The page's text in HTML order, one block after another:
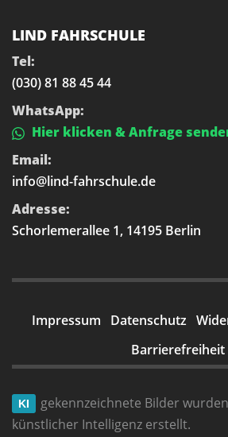
LIND FAHRSCHULE
Tel:
(030) 81 88 45 44
WhatsApp:
Hier klicken & Anfrage
Email:
info@lind-fahrschule.de
Adresse:
Schorlemerallee 1, 14195 Berlin
Impressum Datenschutz
Barrierefreiheit
KI
gekennzeichnete Bilder
künstlicher Intelligenz erstellt.